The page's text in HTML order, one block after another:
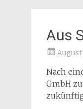
Aus
August
Nach
GmbH